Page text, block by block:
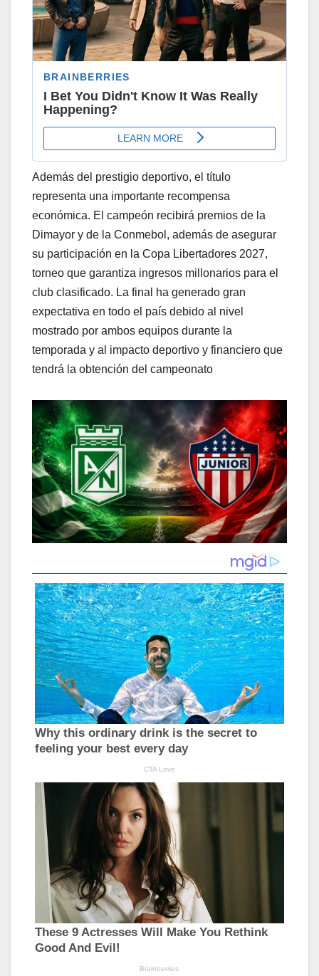
Además del prestigio deportivo, el título
representa una importante recompensa
económica. El campeón recibirá premios de la
Dimayor y de la Conmebol, además de asegurar
su participación en la Copa Libertadores 2027,
torneo que garantiza ingresos millonarios para el
club clasificado. La final ha generado gran
expectativa en todo el país debido al nivel
mostrado por ambos equipos durante la
temporada y al impacto deportivo y financiero que
tendrá la obtención del campeonato